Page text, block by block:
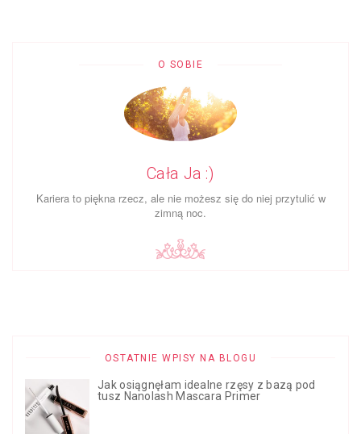
O SOBIE
Cała Ja :)
Ka­riera to piękna rzecz, ale nie możesz się do niej przy­tulić w
zimną noc.
OSTATNIE WPISY NA BLOGU
Jak osiągnęłam idealne rzęsy z bazą pod
tusz Nanolash Mascara Primer